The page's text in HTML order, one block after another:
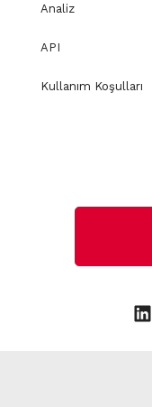
Analiz
API
Kullanım Koşulları